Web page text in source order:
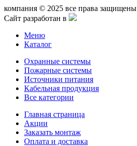
компания © 2025 все права защищены
Сайт разработан в
Меню
Каталог
Охранные системы
Пожарные системы
Источники питания
Кабельная продукция
Все категории
Главная страница
Акции
Заказать монтаж
Оплата и доставка